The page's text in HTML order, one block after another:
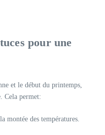
pour une
et le début du printemps,
Cela permet:
montée des températures.